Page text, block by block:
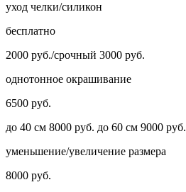
уход челки/силикон
бесплатно
2000 руб./срочный 3000 руб.
однотонное окрашивание
6500 руб.
до 40 см 8000 руб. до 60 см 9000 руб.
уменьшение/увеличение размера
8000 руб.